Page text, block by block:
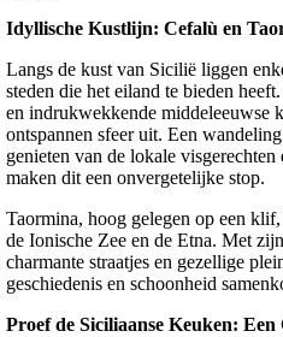
Idyllische Kustlijn: Cefalù en
Langs de kust van Sicilië liggen
steden die het eiland te bieden
en indrukwekkende middeleeuwse
ontspannen sfeer uit. Een
genieten van de lokale visgerechten
maken dit een onvergetelijke stop.
Taormina, hoog gelegen op een
de Ionische Zee en de Etna. Met
charmante straatjes en gezellige
geschiedenis en schoonheid
Proef de Siciliaanse Keuken: